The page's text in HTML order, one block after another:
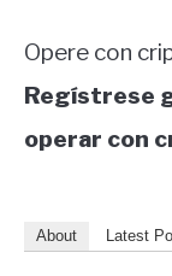
Opere con
Regístrese
operar con
About Latest